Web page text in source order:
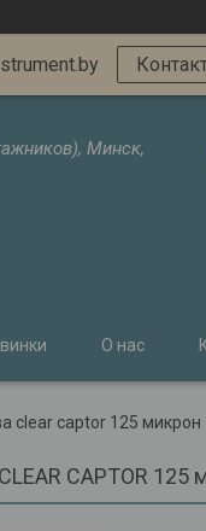
Минск,
О нас
clear captor 125
CAPTOR